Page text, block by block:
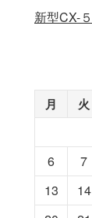
新型CX-
月 火
6
7
13
14